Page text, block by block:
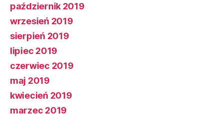
październik 2019
wrzesień 2019
sierpień 2019
lipiec 2019
czerwiec 2019
maj 2019
kwiecień 2019
marzec 2019